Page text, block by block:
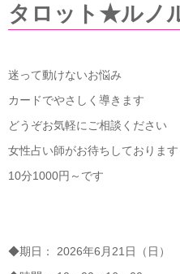
タロット★ルノ
迷って動けないお悩み
カードでやさしく導きます
どうぞお気軽にご相談ください
女性占い師がお待ちしております
10分1000円～です
◆期日： 2026年6月21日（日）